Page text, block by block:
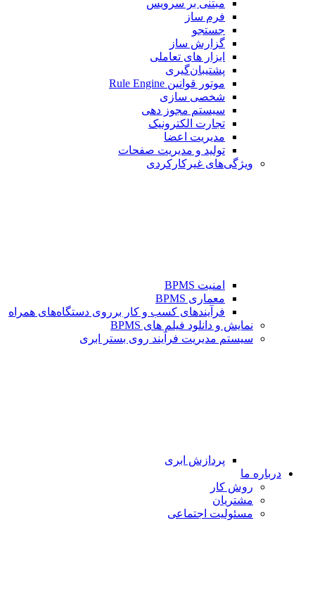
مبتنی بر سرویس
فرم ساز
جستجو
گزارش ساز
ابزار های تعاملی
پشتیبان‌گیری
موتور قوانین Rule Engine
شخصی سازی
سیستم مجوز دهی
تجارت الکترونیک
مدیریت اعضا
تولید و مدیریت صفحات
ویژگی‌های غیرکارکردی
امنیت BPMS
معماری BPMS
فرآیندهای کسب و کار برروی دستگاه‌های همراه
نمایش و دانلود فیلم های BPMS
سیستم مدیریت فرآیند روی بستر ابری
پردازش ابری
درباره ما
روش کار
مشتریان
مسئولیت اجتماعی